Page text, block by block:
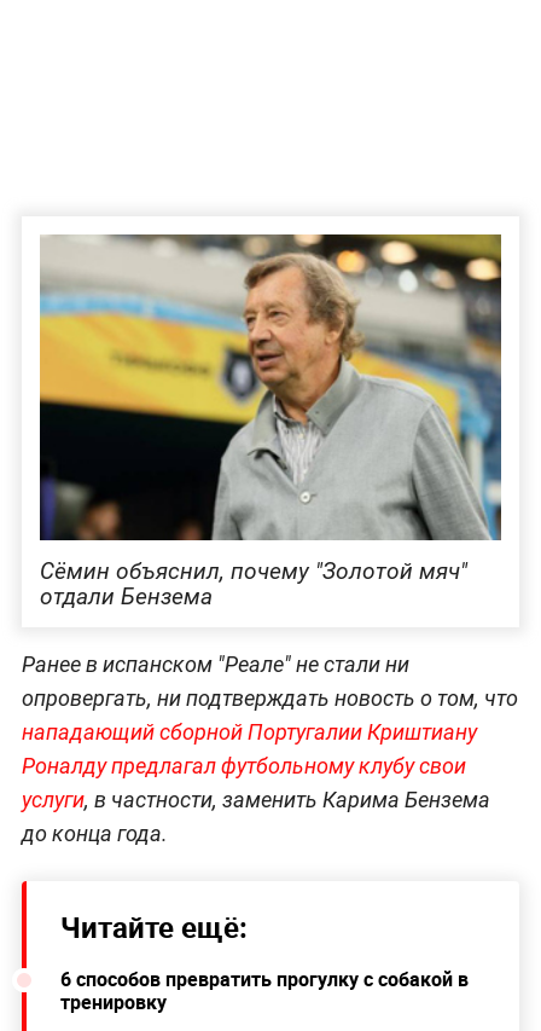
Сёмин объяснил, почему "Золотой мяч"
отдали Бензема
Ранее в испанском "Реале" не стали ни
опровергать, ни подтверждать новость о том, что
нападающий сборной Португалии Криштиану
Роналду предлагал футбольному клубу свои
услуги, в частности, заменить Карима Бензема
до конца года.
Читайте ещё:
6 способов превратить прогулку с собакой в
тренировку